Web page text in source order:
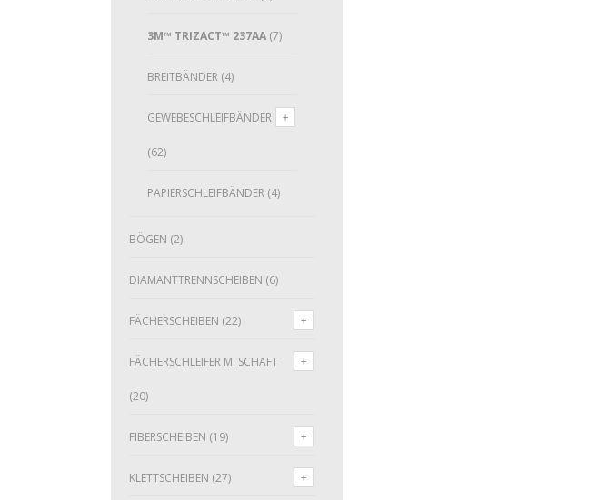
3M™ TRIZACT™ 237AA (7)
BREITBÄNDER (4)
GEWEBESCHLEIFBÄNDER
(62)
PAPIERSCHLEIFBÄNDER (4)
BÖGEN (2)
DIAMANTTRENNSCHEIBEN (6)
FÄCHERSCHEIBEN (22)
FÄCHERSCHLEIFER M. SCHAFT
(20)
FIBERSCHEIBEN (19)
KLETTSCHEIBEN (27)